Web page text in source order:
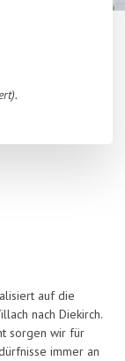
auf die
nach Diekirch.
sorgen wir für
immer an